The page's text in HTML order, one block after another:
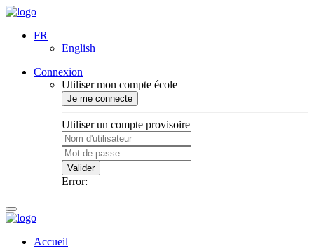
FR
English
Connexion
Utiliser mon compte école
Je me connecte
Utiliser un compte provisoire
Valider
Error:
Accueil